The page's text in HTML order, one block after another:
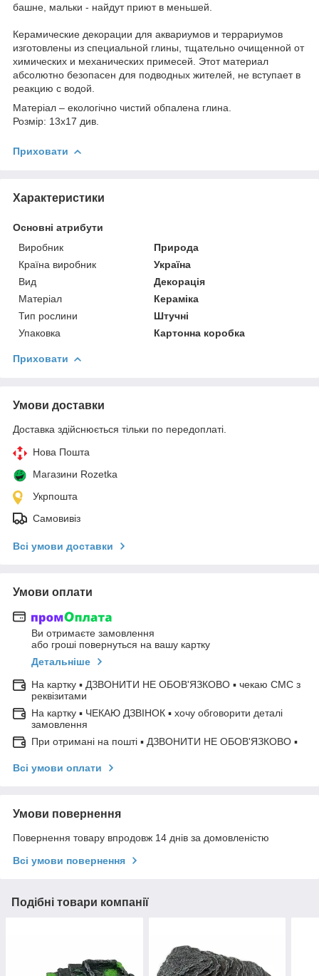
башне, мальки - найдут приют в меньшей.
Керамические декорации для аквариумов и террариумов
изготовлены из специальной глины, тщательно очищенной от
химических и механических примесей. Этот материал
абсолютно безопасен для подводных жителей, не вступает в
реакцию с водой.
Матеріал – екологічно чистий обпалена глина.
Розмір: 13х17 див.
Приховати
Характеристики
Основні атрибути
Виробник
Природа
Країна виробник
Україна
Вид
Декорація
Матеріал
Кераміка
Тип рослини
Штучні
Упаковка
Картонна коробка
Приховати
Умови доставки
Доставка здійснюється тільки по передоплаті.
Нова Пошта
Магазини Rozetka
Укрпошта
Самовивіз
Всі умови доставки
Умови оплати
Ви отримаєте замовлення
або гроші повернуться на вашу картку
Детальніше
На картку ▪ ДЗВОНИТИ НЕ ОБОВ'ЯЗКОВО ▪ чекаю СМС з
реквізитами
На картку ▪ ЧЕКАЮ ДЗВІНОК ▪ хочу обговорити деталі
замовлення
При отримані на пошті ▪ ДЗВОНИТИ НЕ ОБОВ'ЯЗКОВО ▪
Всі умови оплати
Умови повернення
Повернення товару впродовж 14 днів за домовленістю
Всі умови повернення
Подібні товари компанії